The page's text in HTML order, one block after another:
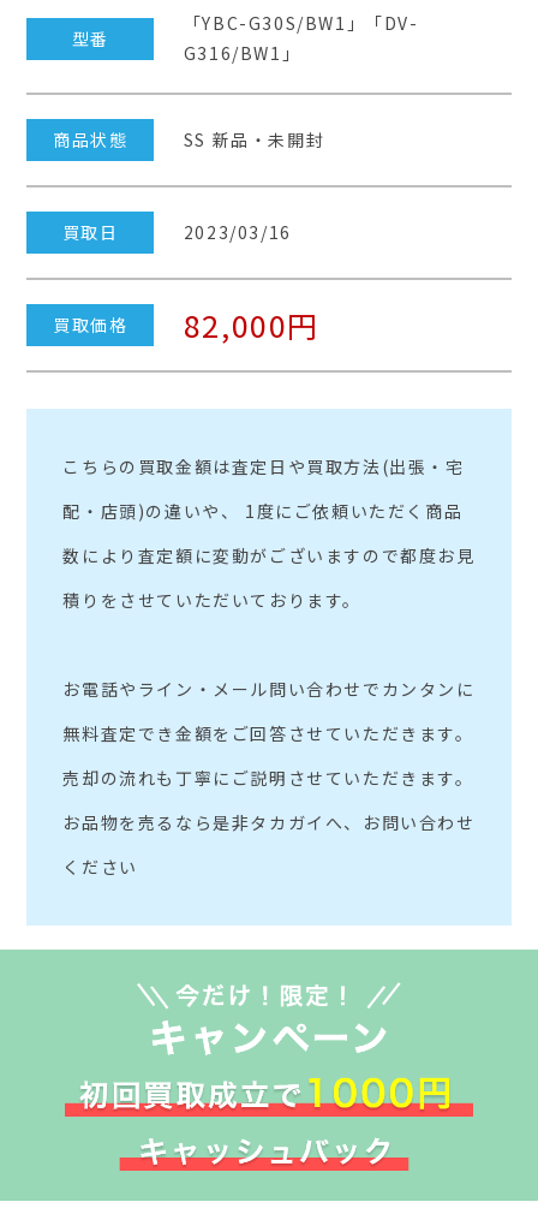
型番
「YBC-G30S/BW1」「DV-
G316/BW1」
商品状態 SS 新品・未開封
買取日 2023/03/16
買取価格 82,000円
こちらの買取金額は査定日や買取方法(出張・宅
配・店頭)の違いや、 1度にご依頼いただく商品
数により査定額に変動がございますので都度お見
積りをさせていただいております。
お電話やライン・メール問い合わせでカンタンに
無料査定でき金額をご回答させていただきます。
売却の流れも丁寧にご説明させていただきます。
お品物を売るなら是非タカガイへ、お問い合わせ
ください